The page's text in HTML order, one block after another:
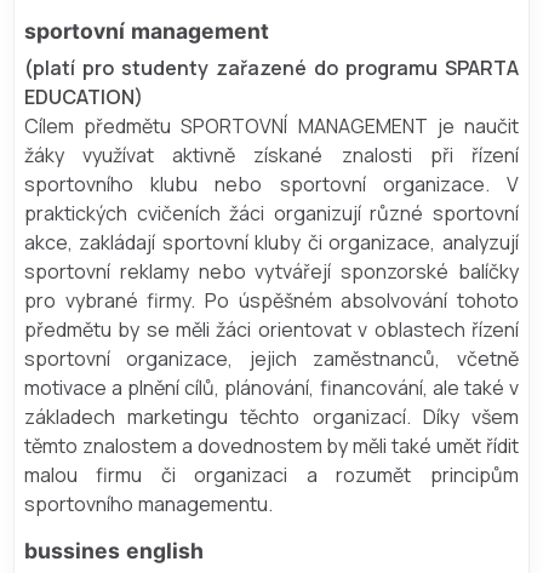
sportovní management
(platí pro studenty zařazené do programu SPARTA
EDUCATION)
Cílem předmětu SPORTOVNÍ MANAGEMENT je naučit
žáky využívat aktivně získané znalosti při řízení
sportovního klubu nebo sportovní organizace. V
praktických cvičeních žáci organizují různé sportovní
akce, zakládají sportovní kluby či organizace, analyzují
sportovní reklamy nebo vytvářejí sponzorské balíčky
pro vybrané firmy. Po úspěšném absolvování tohoto
předmětu by se měli žáci orientovat v oblastech řízení
sportovní organizace, jejich zaměstnanců, včetně
motivace a plnění cílů, plánování, financování, ale také v
základech marketingu těchto organizací. Díky všem
těmto znalostem a dovednostem by měli také umět řídit
malou firmu či organizaci a rozumět principům
sportovního managementu.
bussines english